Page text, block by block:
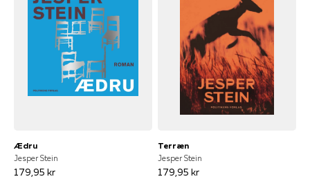
Ædru
Jesper Stein
179,95 kr
Terræn
Jesper Stein
179,95 kr